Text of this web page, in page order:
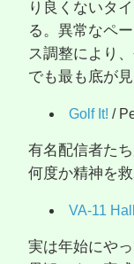
り良くないタ
る。異常なペ
ス調整により
でも最も底が見
Golf It! /
有名配信者た
何度か精神を救
VA-11
実は年始にや